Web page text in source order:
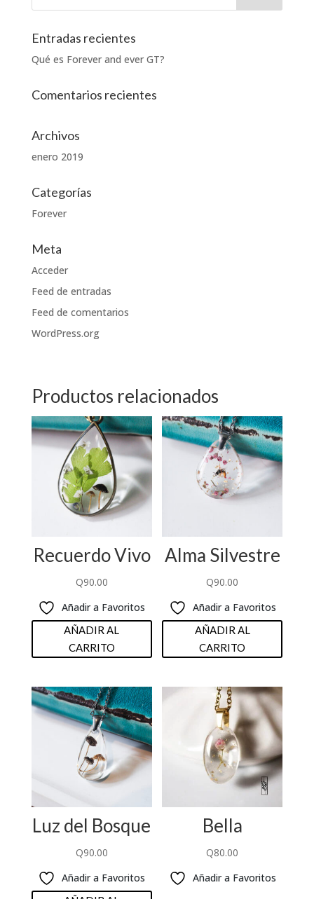
Entradas recientes
Qué es Forever and ever GT?
Comentarios recientes
Archivos
enero 2019
Categorías
Forever
Meta
Acceder
Feed de entradas
Feed de comentarios
WordPress.org
Productos relacionados
Recuerdo Vivo
Q90.00
Añadir a Favoritos
AÑADIR AL
CARRITO
Alma Silvestre
Q90.00
Añadir a Favoritos
AÑADIR AL
CARRITO
Luz del Bosque
Q90.00
Añadir a Favoritos
Bella
Q80.00
Añadir a Favoritos